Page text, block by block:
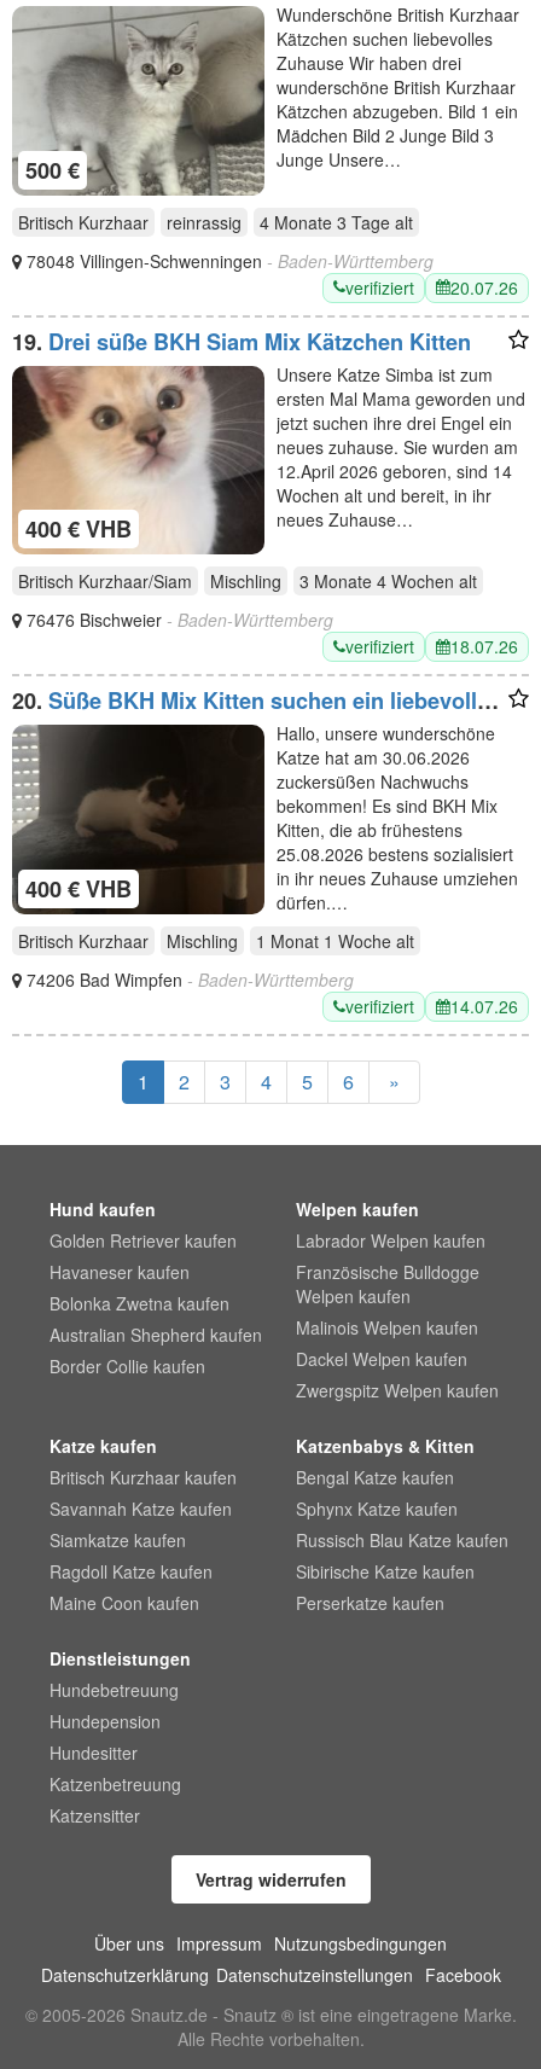
500 €
Wunderschöne British Kurzhaar
Kätzchen suchen liebevolles
Zuhause Wir haben drei
wunderschöne British Kurzhaar
Kätzchen abzugeben. Bild 1 ein
Mädchen Bild 2 Junge Bild 3
Junge Unsere…
Britisch Kurzhaar reinrassig 4 Monate 3 Tage alt
78048 Villingen-Schwenningen - Baden-Württemberg
verifiziert
20.07.26
19. Drei süße BKH Siam Mix Kätzchen Kitten
400 € VHB
Unsere Katze Simba ist zum
ersten Mal Mama geworden und
jetzt suchen ihre drei Engel ein
neues zuhause. Sie wurden am
12.April 2026 geboren, sind 14
Wochen alt und bereit, in ihr
neues Zuhause…
Britisch Kurzhaar/Siam Mischling 3 Monate 4 Wochen alt
76476 Bischweier - Baden-Württemberg
verifiziert
18.07.26
20. Süße BKH Mix Kitten suchen ein liebevolles
Zuhause (Reservierung ab sofort)
400 € VHB
Hallo, unsere wunderschöne
Katze hat am 30.06.2026
zuckersüßen Nachwuchs
bekommen! Es sind BKH Mix
Kitten, die ab frühestens
25.08.2026 bestens sozialisiert
in ihr neues Zuhause umziehen
dürfen.…
Britisch Kurzhaar
Mischling 1 Monat 1 Woche alt
74206 Bad Wimpfen - Baden-Württemberg
verifiziert
14.07.26
1 2 3 4 5 6 »
Hund kaufen
Golden Retriever kaufen
Havaneser kaufen
Bolonka Zwetna kaufen
Australian Shepherd kaufen
Border Collie kaufen
Welpen kaufen
Labrador Welpen kaufen
Französische Bulldogge
Welpen kaufen
Malinois Welpen kaufen
Dackel Welpen kaufen
Zwergspitz Welpen kaufen
Katze kaufen
Britisch Kurzhaar kaufen
Savannah Katze kaufen
Siamkatze kaufen
Ragdoll Katze kaufen
Maine Coon kaufen
Katzenbabys & Kitten
Bengal Katze kaufen
Sphynx Katze kaufen
Russisch Blau Katze kaufen
Sibirische Katze kaufen
Perserkatze kaufen
Dienstleistungen
Hundebetreuung
Hundepension
Hundesitter
Katzenbetreuung
Katzensitter
Vertrag widerrufen
Über uns Impressum Nutzungsbedingungen
Datenschutzerklärung Datenschutzeinstellungen Facebook
© 2005-2026 Snautz.de - Snautz ® ist eine eingetragene Marke.
Alle Rechte vorbehalten.